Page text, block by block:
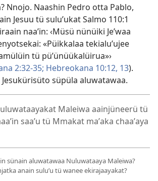
Nnojo. Naashin Pedro otta Pablo,
Jesuu tü suluʼukatSalmo 110:1
naaʼin: ‹Müsü nünüiki Jeʼwaa
«Püikkalaa tekialuʼujee
tü püʼünüükalüirua»›
2:32-35; Hebreokana 10:12, 13).
Jesukürisüto süpüla aluwatawaa.
Maleiwa aainjüneerü tü
saaʼu tü Mmakat maʼaka chaaʼaya
sünain aluwatawaa Nuluwataaya Maleiwa?
anain suluʼu tü wanee ekirajaayakat?